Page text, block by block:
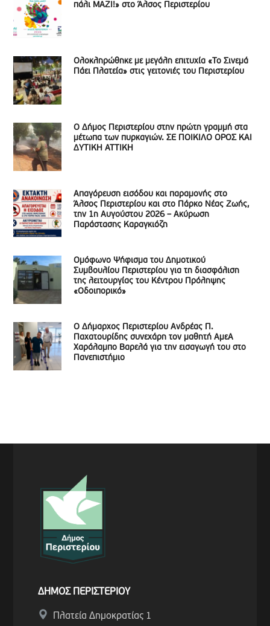
πάλι ΜΑΖΙ!» στο Άλσος Περιστερίου
Ολοκληρώθηκε με μεγάλη επιτυχία «Το Σινεμά
Πάει Πλατεία» στις γειτονιές του Περιστερίου
Ο Δήμος Περιστερίου στην πρώτη γραμμή στα
μέτωπα των πυρκαγιών. ΣΕ ΠΟΙΚΙΛΟ ΟΡΟΣ ΚΑΙ
ΔΥΤΙΚΗ ΑΤΤΙΚΗ
Απαγόρευση εισόδου και παραμονής στο
Άλσος Περιστερίου και στο Πάρκο Νέας Ζωής,
την 1η Αυγούστου 2026 – Ακύρωση
Παράστασης Καραγκιόζη
Ομόφωνο Ψήφισμα του Δημοτικού
Συμβουλίου Περιστερίου για τη διασφάλιση
της λειτουργίας του Κέντρου Πρόληψης
«Οδοιπορικό»
Ο Δήμαρχος Περιστερίου Ανδρέας Π.
Παχατουρίδης συνεχάρη τον μαθητή ΑμεΑ
Χαράλαμπο Βαρελά για την εισαγωγή του στο
Πανεπιστήμιο
ΔΗΜΟΣ ΠΕΡΙΣΤΕΡΙΟΥ
Πλατεία Δημοκρατίας 1